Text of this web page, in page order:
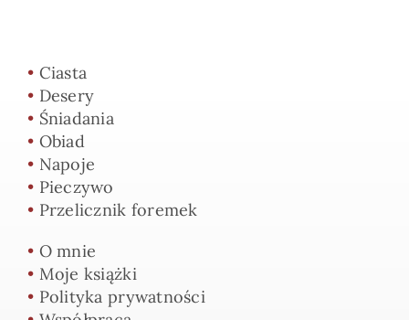
Obiad
Napoje
Pieczywo
Przelicznik foremek
• O mnie
• Moje książki
• Polityka prywatności
Współpraca
Poradnik fotograficzny
Szkolenia
Kontakt